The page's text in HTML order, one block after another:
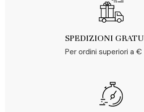
SPEDIZIONI
Per ordini superiori a €